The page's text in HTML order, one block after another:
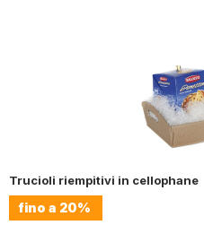
Trucioli riempitivi in cellophane
fino a 20%